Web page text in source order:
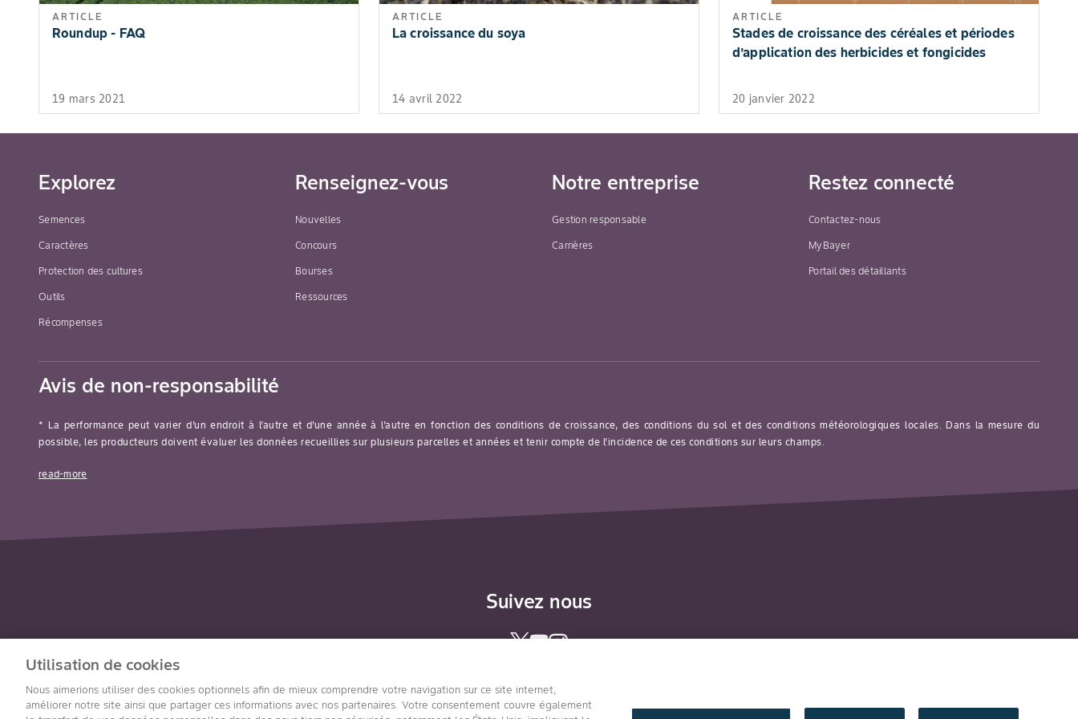
ARTICLE
Roundup - FAQ
19 mars 2021
ARTICLE
La croissance du soya
14 avril 2022
ARTICLE
Stades de croissance des céréales et périodes
d’application des herbicides et fongicides
20 janvier 2022
Explorez
Semences
Caractères
Protection des cultures
Outils
Récompenses
Renseignez-vous
Nouvelles
Concours
Bourses
Ressources
Notre entreprise
Gestion responsable
Carrières
Restez connecté
Contactez-nous
MyBayer
Portail des détaillants
Avis de non-responsabilité
* La performance peut varier d’un endroit à l’autre et d’une année à l’autre en fonction des conditions de croissance, des conditions du sol et des conditions météorologiques locales. Dans la mesure du
possible, les producteurs doivent évaluer les données recueillies sur plusieurs parcelles et années et tenir compte de l’incidence de ces conditions sur leurs champs.
read-more
Suivez nous
Utilisation de cookies
Nous aimerions utiliser des cookies optionnels afin de mieux comprendre votre navigation sur ce site internet,
améliorer notre site ainsi que partager ces informations avec nos partenaires. Votre consentement couvre également